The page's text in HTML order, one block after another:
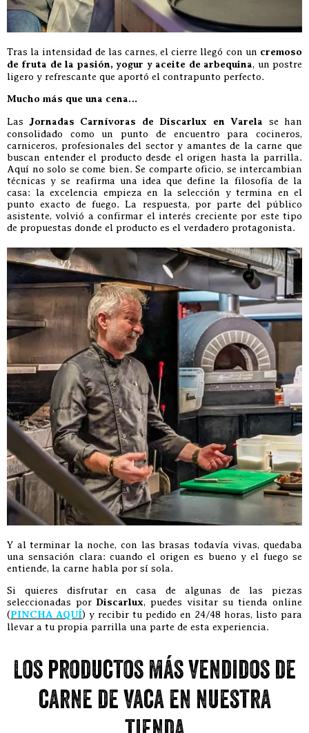
Tras la intensidad de las carnes, el cierre llegó con un cremoso
de fruta de la pasión, yogur y aceite de arbequina, un postre
ligero y refrescante que aportó el contrapunto perfecto.
Mucho más que una cena…
Las Jornadas Carnívoras de Discarlux en Varela se han
consolidado como un punto de encuentro para cocineros,
carniceros, profesionales del sector y amantes de la carne que
buscan entender el producto desde el origen hasta la parrilla.
Aquí no solo se come bien. Se comparte oficio, se intercambian
técnicas y se reafirma una idea que define la filosofía de la
casa: la excelencia empieza en la selección y termina en el
punto exacto de fuego. La respuesta, por parte del público
asistente, volvió a confirmar el interés creciente por este tipo
de propuestas donde el producto es el verdadero protagonista.
Y al terminar la noche, con las brasas todavía vivas, quedaba
una sensación clara: cuando el origen es bueno y el fuego se
entiende, la carne habla por sí sola.
Si quieres disfrutar en casa de algunas de las piezas
seleccionadas por Discarlux, puedes visitar su tienda online
(PINCHA AQUÍ) y recibir tu pedido en 24/48 horas, listo para
llevar a tu propia parrilla una parte de esta experiencia.
Los productos más vendidos de
carne de vaca en nuestra